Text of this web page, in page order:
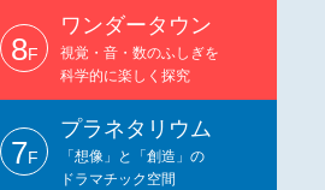
8F
ワンダータウン
視覚・音・数のふしぎを
科学的に楽しく探究
7F
プラネタリウム
「想像」と「創造」の
ドラマチック空間